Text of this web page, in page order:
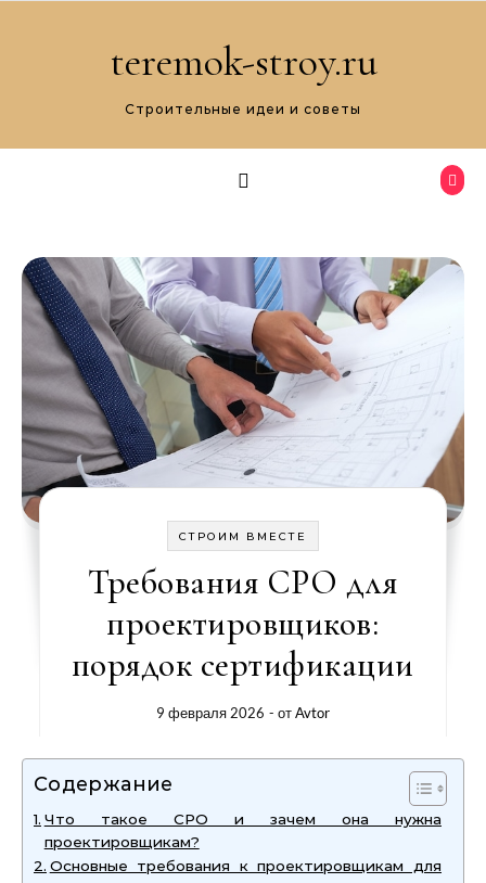
teremok-stroy.ru
Строительные идеи и советы
СТРОИМ ВМЕСТЕ
Требования СРО для
проектировщиков:
порядок сертификации
9 февраля 2026 - отAvtor
Содержание
Что такое СРО и зачем она нужна
проектировщикам?
Основные требования к проектировщикам для